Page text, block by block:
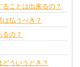
ことは出来るの？
払うべき？
の？
ういうとき？